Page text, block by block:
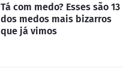
Tá com medo? Esses são 13
dos medos mais bizarros
que já vimos